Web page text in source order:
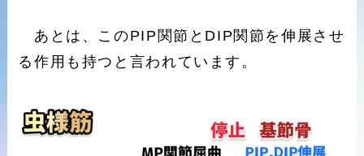
あとは、このPIP関節とDIP関節を伸展させ
る作用も持つと言われています。